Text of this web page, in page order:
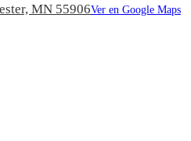
MN 55906Ver en Google Maps